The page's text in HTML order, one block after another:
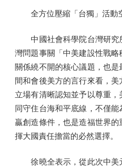
全方位壓縮「台獨」活動
中國社會科學院台灣研究
灣問題事關「中美建設性戰
關係繞不開的核心議題，也
間和會後美方的言行來看，
立場有清晰認知並予以尊重
同守住台海和平底線，不僅
贏創造條件，也是造福世界
揮大國責任擔當的必然選擇。
徐曉全表示，從此次中美